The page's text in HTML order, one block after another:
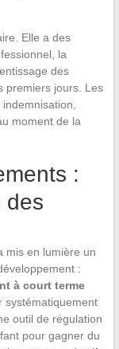
Elle a des
la
des
premiers jours. Les
moment de la
:
des
mis en lumière un
:
à court terme
systématiquement
outil de régulation
pour gagner du